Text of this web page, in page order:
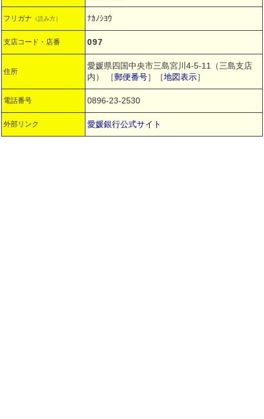
フリガナ （読み方） ﾅｶﾉｼﾖｳ
支店コード・店番 097
住所
愛媛県四国中央市三島宮川4-5-11（三島支店
内）
［郵便番号］［地図表示］
電話番号 0896-23-2530
外部リンク 愛媛銀行公式サイト